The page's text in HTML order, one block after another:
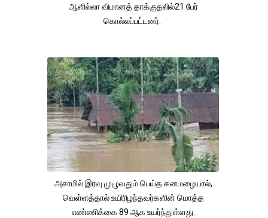
ஆளில்லா விமானத் தாக்குதலில்21 பேர்
கொல்லப்பட்டனர்.
அசாமில் இரவு முழுவதும் பெய்த கனமழையால்,
வெள்ளத்தால் உயிரிழந்தவர்களின் மொத்த
எண்ணிக்கை 89 ஆக உயர்ந்துள்ளது.